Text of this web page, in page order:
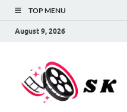
TOP MENU
August 9, 2026